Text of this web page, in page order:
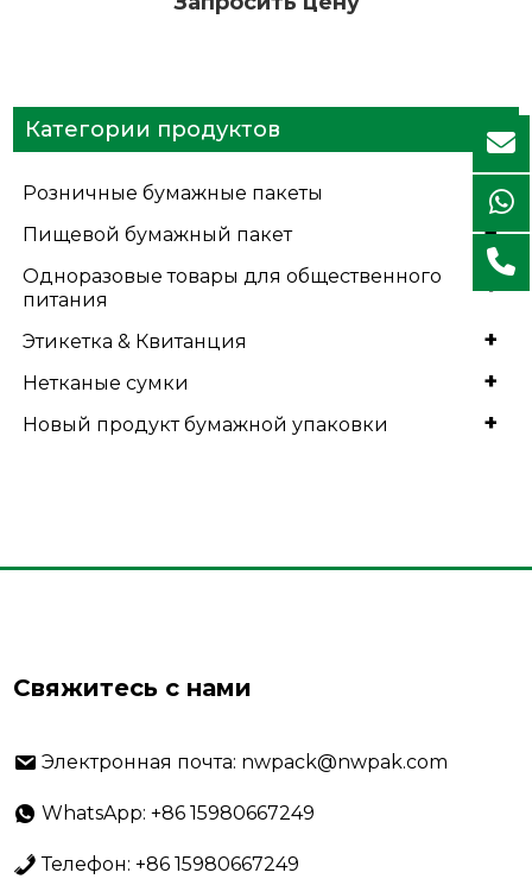
Категории продуктов
+
Розничные бумажные пакеты
+
Пищевой бумажный пакет
+
Одноразовые товары для общественного
питания
+
Этикетка & Квитанция
+
Нетканые сумки
+
Новый продукт бумажной упаковки
Свяжитесь с нами
Электронная почта: nwpack@nwpak.com
WhatsApp: +86 15980667249
Телефон: +86 15980667249